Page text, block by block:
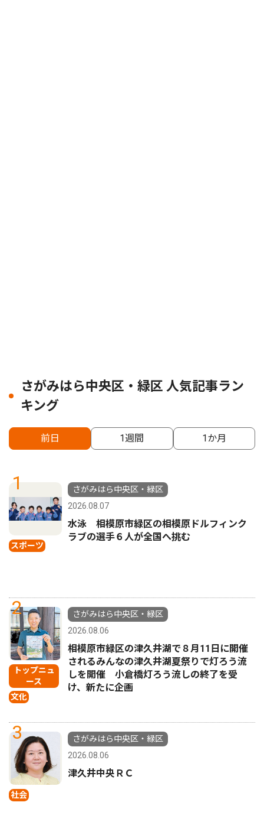
さがみはら中央区・緑区 人気記事ラン
キング
前日 1週間 1か月
1
スポーツ
さがみはら中央区・緑区
2026.08.07
水泳 相模原市緑区の相模原ドルフィンク
ラブの選手６人が全国へ挑む
2
トップニュ
ース
文化
さがみはら中央区・緑区
2026.08.06
相模原市緑区の津久井湖で８月11日に開催
されるみんなの津久井湖夏祭りで灯ろう流
しを開催 小倉橋灯ろう流しの終了を受
け、新たに企画
3
社会
さがみはら中央区・緑区
2026.08.06
津久井中央ＲＣ